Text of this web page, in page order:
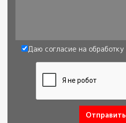
Сообщение
Даю согласие на обработку
Отправить